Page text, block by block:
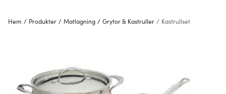
Hem / Produkter / Matlagning / Grytor & Kastruller / Kastrullset